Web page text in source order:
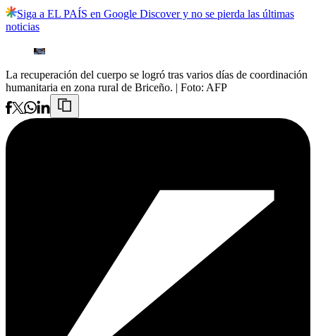
Siga a EL PAÍS en Google Discover y no se pierda las últimas
noticias
La recuperación del cuerpo se logró tras varios días de coordinación
humanitaria en zona rural de Briceño. | Foto: AFP